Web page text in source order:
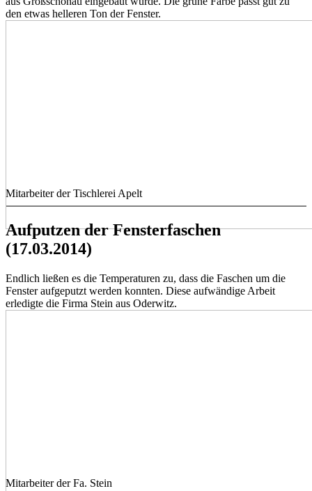
den etwas helleren Ton der Fenster.
Mitarbeiter der Tischlerei Apelt
Aufputzen der Fensterfaschen
(17.03.2014)
Endlich ließen es die Temperaturen zu, dass die Faschen um die
Fenster aufgeputzt werden konnten. Diese aufwändige Arbeit
erledigte die Firma Stein aus Oderwitz.
Mitarbeiter der Fa. Stein